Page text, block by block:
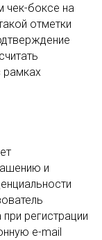
чек-боксе на
отметки
рамках
и
регистрации
e-mail